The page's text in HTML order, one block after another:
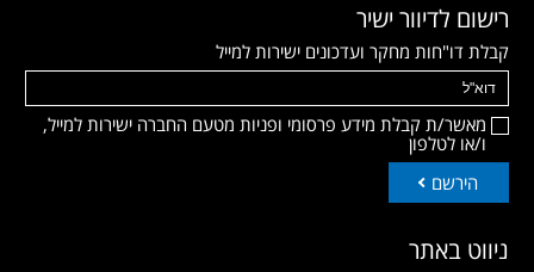
רישום לדיוור ישיר
קבלת דו"חות מחקר ועדכונים ישירות למייל
מאשר/ת קבלת מידע פרסומי ופניות מטעם החברה ישירות למייל,
ו/או לטלפון
הירשם
ניווט באתר